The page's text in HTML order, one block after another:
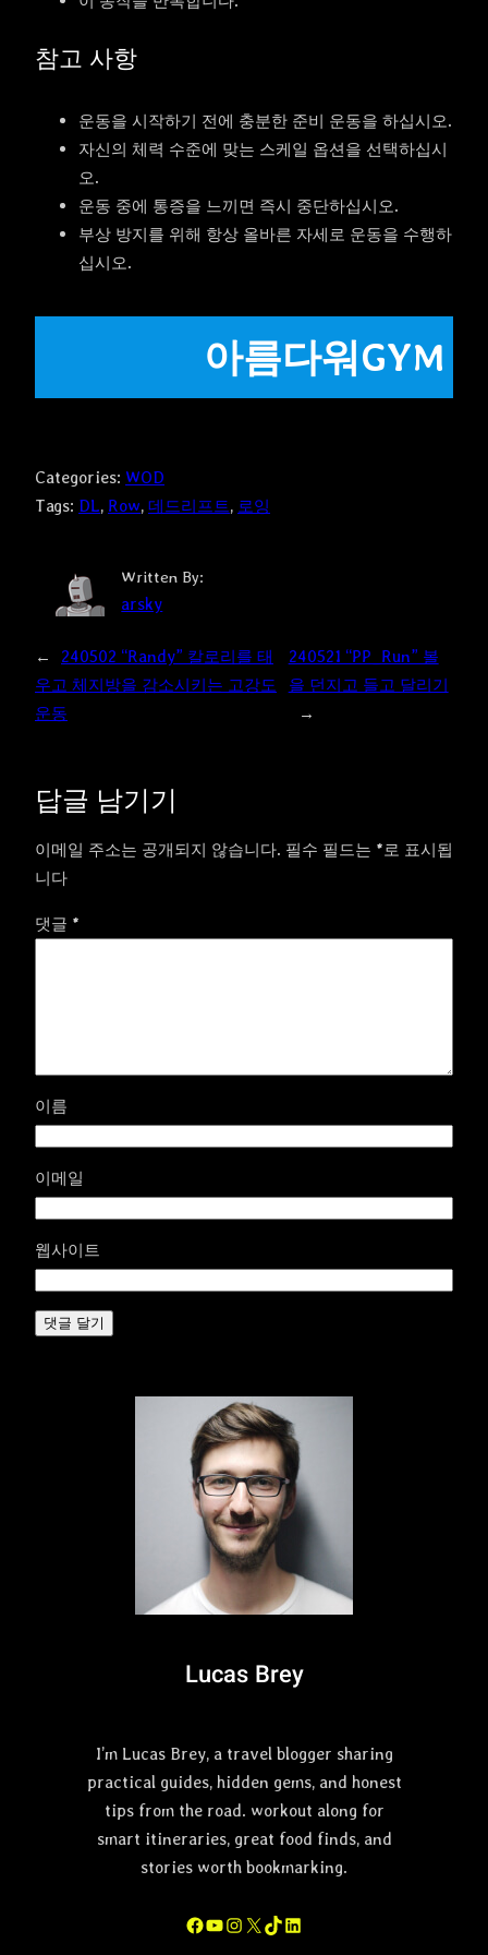
참고 사항
운동을 시작하기 전에 충분한 준비 운동을 하십시오.
자신의 체력 수준에 맞는 스케일 옵션을 선택하십시
오.
운동 중에 통증을 느끼면 즉시 중단하십시오.
부상 방지를 위해 항상 올바른 자세로 운동을 수행하
십시오.
아름다워GYM
Categories: WOD
Tags: DL, Row, 데드리프트, 로잉
Written By:
arsky
←
240502 “Randy” 칼로리를 태
우고 체지방을 감소시키는 고강도
운동
240521 “PP_Run” 볼
을 던지고 들고 달리기
→
답글 남기기
이메일 주소는 공개되지 않습니다. 필수 필드는 *로 표시됩
니다
댓글 *
이름
이메일
웹사이트
Lucas Brey
I’m Lucas Brey, a travel blogger sharing
practical guides, hidden gems, and honest
tips from the road. workout along for
smart itineraries, great food finds, and
stories worth bookmarking.
Facebook YouTube Instagram X TikTok LinkedIn